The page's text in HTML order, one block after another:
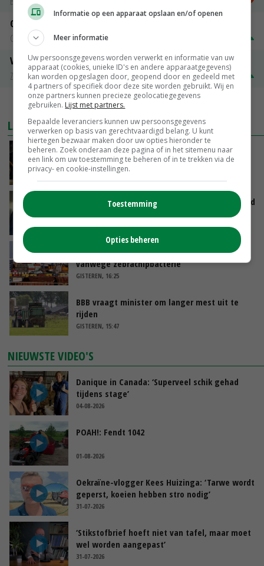
Gerst
Groningen
Volle melkpoeder
Zuivel NL
€ 345,00 € 20,00
MEER MARKTPRIJZEN
LAATSTE NIEUWS
Zalmkweker wil ‘standaard neerzetten die als
voorbeeld kan dienen voor sector’
VANDAAG, 06:21
Jan Vernooij stopt bij Vee&Logistiek Nederland
VANDAAG, 06:00
China scherpt importeisen voor pootgoed aan
vanwege zebrachipbacterie
GISTEREN, 16:25
BBB vraagt minister om langer mest uit te
rijden
GISTEREN, 15:47
NIEUWSTE VIDEO'S
Danique in Canada: ‘Superveel schik gehad
tijdens stage’
04-08-2026
POAH!: Fendt 1042
01-08-2026
Oekraïne-vlogger Kees Huizinga: ‘Tarwe wordt
geperst, koeien hebben stro nodig’
31-07-2026
‘Stikstofbrief hoeft niet van tafel, maar moet
wel worden aangepast’
31-07-2026
Informatie op een apparaat opslaan en/of openen
Meer informatie
Uw persoonsgegevens worden verwerkt en informatie van uw
apparaat (cookies, unieke ID's en andere apparaatgegevens)
kan worden opgeslagen door, geopend door en gedeeld met
4 partners of specifiek door deze site worden gebruikt. Wij en
onze partners kunnen precieze geolocatiegegevens
gebruiken. Lijst met partners.
Bepaalde leveranciers kunnen uw persoonsgegevens
verwerken op basis van gerechtvaardigd belang. U kunt
hiertegen bezwaar maken door uw opties hieronder te
beheren. Zoek onderaan deze pagina of in het sitemenu naar
een link om uw toestemming te beheren of in te trekken via de
privacy- en cookie-instellingen.
Toestemming
Opties beheren